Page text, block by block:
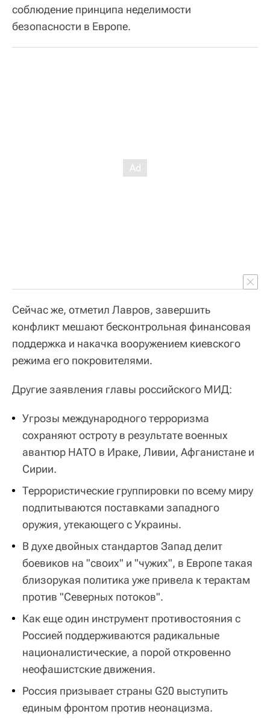
соблюдение принципа неделимости
безопасности в Европе.
Сейчас же, отметил Лавров, завершить
конфликт мешают бесконтрольная финансовая
поддержка и накачка вооружением киевского
режима его покровителями.
Другие заявления главы российского МИД:
Угрозы международного терроризма
сохраняют остроту в результате военных
авантюр НАТО в Ираке, Ливии, Афганистане и
Сирии.
Террористические группировки по всему миру
подпитываются поставками западного
оружия, утекающего с Украины.
В духе двойных стандартов Запад делит
боевиков на "своих" и "чужих", в Европе такая
близорукая политика уже привела к терактам
против "Северных потоков".
Как еще один инструмент противостояния с
Россией поддерживаются радикальные
националистические, а порой откровенно
неофашистские движения.
Россия призывает страны G20 выступить
единым фронтом против неонацизма.